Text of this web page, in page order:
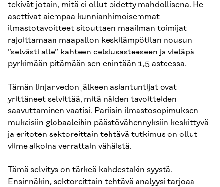
tekivät jotain, mitä ei ollut pidetty mahdollisena. He
asettivat aiempaa kunnianhimoisemmat
ilmastotavoitteet sitouttaen maailman toimijat
rajoittamaan maapallon keskilämpötilan nousun
”selvästi alle” kahteen celsiusasteeseen ja vieläpä
pyrkimään pitämään sen enintään 1,5 asteessa.
Tämän linjanvedon jälkeen asiantuntijat ovat
yrittäneet selvittää, mitä näiden tavoitteiden
saavuttaminen vaatisi. Pariisin ilmastosopimuksen
mukaisiin globaaleihin päästövähennyksiin keskittyvä
ja eritoten sektoreittain tehtävä tutkimus on ollut
viime aikoina verrattain vähäistä.
Tämä selvitys on tärkeä kahdestakin syystä.
Ensinnäkin, sektoreittain tehtävä analyysi tarjoaa